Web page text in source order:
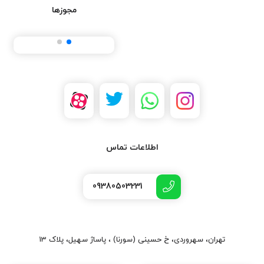
اتوماتیک هستند. مدار نصب شده در این سیستم مدت زمانی که دکمه
هم فشار داده شود، شیشه تا زمانی که به سویچ محدود کننده برسد،
این بودکه اگر چیزی سر راه شیشه قرار میگرفت، شیشه باید قبل از
که سرعت موتور بالابر را ارزیابی می‌کند. اگر سرعت موتور کم بشود، مدار
پایین برمی‌گردد. جریان برق آزاد بعضی خودروها پس از خاموش شدن
نیز به مدار شیشه ها برق‌رسانی می‌کنند که باعث می‌شود اگر فراموش
تأمین می‌کند. در بعضی خودروها، کنترل‌گر بدنه، رله را برای حدود چند
مجوزها
اطلاعات تماس
09380503231
تهران، سهروردی، خ حسینی (سورنا) ، پاساژ سهیل، پلاک 13